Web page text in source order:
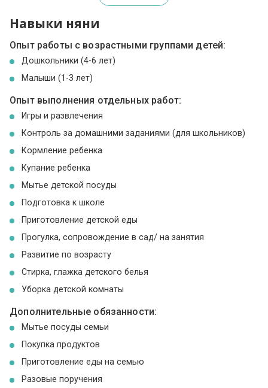
Навыки няни
Опыт работы с возрастными группами детей:
Дошкольники (4-6 лет)
Малыши (1-3 лет)
Опыт выполнения отдельных работ:
Игры и развлечения
Контроль за домашними заданиями (для школьников)
Кормление ребенка
Купание ребенка
Мытье детской посуды
Подготовка к школе
Приготовление детской еды
Прогулка, сопровождение в сад/ на занятия
Развитие по возрасту
Стирка, глажка детского белья
Уборка детской комнаты
Дополнительные обязанности:
Мытье посуды семьи
Покупка продуктов
Приготовление еды на семью
Разовые поручения